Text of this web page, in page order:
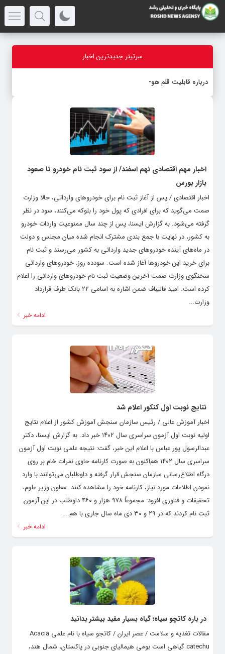
سرتیتر جدیدترین اخبار
درباره قابلیت قلم هوش مصنوعی
اخبار مهم اقتصادی نهم اسفند/ از سود ثبت نام خودرو تا صعود
بازار بورس
اخبار اقتصادی / پس از آغاز ثبت نام برای خودروهای وارداتی، حالا وزارت
صمت می‌گوید که برای افرادی که پول خود را بلوکه می‌کنند، سود در نظر
گرفته می‌شود. به گزارش ایسنا، پس از چند سال ممنوعیت واردات خودرو
به کشور، در نهایت با جمع بندی مشترک انجام شده میان مجلس و دولت
در ماه‌های آینده خودروهای جدید وارداتی به کشور می‌رسند و ثبت نام
برای خرید این خودروها آغاز شده است. سودده روز: خودروهای وارداتی
سخنگوی وزارت صمت آخرین وضعیت ثبت نام خودروهای وارداتی را اعلام
کرده است. امید قالیباف ضمن اشاره به اسامی ۲۲ بانک طرف قرارداد
وزارت...
ادامه خبر
نتایج نوبت اول کنکور اعلام شد
اخبار آموزش عالی / رئیس سازمان سنجش آموزش کشور از اعلام نتایج
اولیه نوبت اول آزمون سراسری سال ۱۴۰۲ خبر داد. به گزارش ایسنا، دکتر
عبدالرسول پور عباس با اعلام این خبر، گفت: نتیجه علمی نوبت اول آزمون
سراسری سال ۱۴۰۲ هم‌اکنون به صورت کارنامه حاوی نمرات خام بر روی
درگاه اطلاع‌رسانی سازمان سنجش قرار گرفته و داوطلبان می‌توانند با وارد
نمودن اطلاعات مورد نیاز، کارنامه خود را مشاهده کنند. معاون وزیر علوم،
تحقیقات و فناوری افزود: مجموعاً ۹۷۸ هزار و ۴۶۰ داوطلب در این آزمون
ثبت نام کردند که در ۲۹ و ۳۰ دی ماه سال جاری با هم...
ادامه خبر
در باره کاتچو سیاه؛ گیاه بسیار مفید بیشتر بدانید
مقالات تغذیه و سلامت / عصر ایران / کاتجو سیاه با نام علمی Acacia
catechu گیاهی است بومی هیمالیای جنوبی در پاکستان، شمال هند،